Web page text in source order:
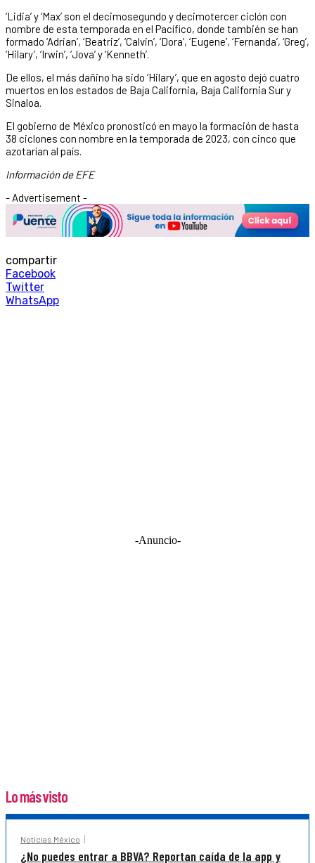
‘Lidia’ y ‘Max’ son el decimosegundo y decimotercer ciclón con
nombre de esta temporada en el Pacífico, donde también se han
formado ‘Adrian’, ‘Beatriz’, ‘Calvin’, ‘Dora’, ‘Eugene’, ‘Fernanda’, ‘Greg’,
‘Hilary’, ‘Irwin’, ‘Jova’ y ‘Kenneth’.
De ellos, el más dañino ha sido ‘Hilary’, que en agosto dejó cuatro
muertos en los estados de Baja California, Baja California Sur y
Sinaloa.
El gobierno de México pronosticó en mayo la formación de hasta
38 ciclones con nombre en la temporada de 2023, con cinco que
azotarían al país.
Información de EFE
- Advertisement -
compartir
Facebook
Twitter
WhatsApp
-Anuncio-
Lo más visto
Noticias México
¿No puedes entrar a BBVA? Reportan caída de la app y